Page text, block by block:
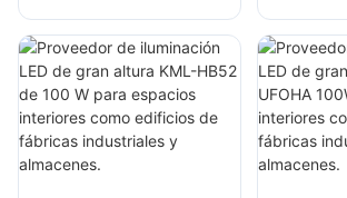
mineras KML-HB30
de 150 W para
espacios interiores
como gimnasios y
almacenes.
gran
HB50
para
talleres